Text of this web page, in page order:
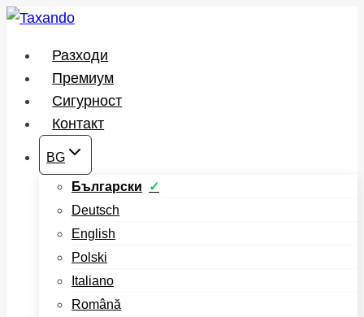
Към
Разходи
Премиум
Сигурност
Контакт
BG
Български
Deutsch
English
Polski
Italiano
Română